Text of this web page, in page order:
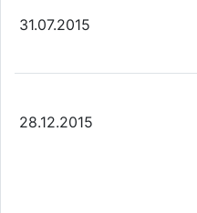
31.07.2015
28.12.2015